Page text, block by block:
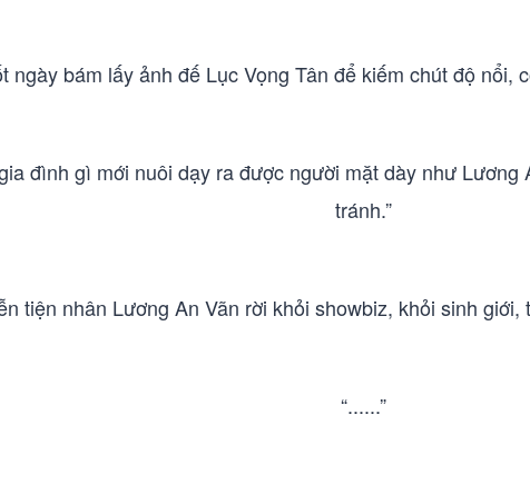
ngày bám lấy ảnh đế Lục Vọng Tân để kiếm chút độ nổi,
đình gì mới nuôi dạy ra được người mặt dày như
tránh.”
tiện nhân Lương An Vãn rời khỏi showbiz, khỏi sinh
“......”